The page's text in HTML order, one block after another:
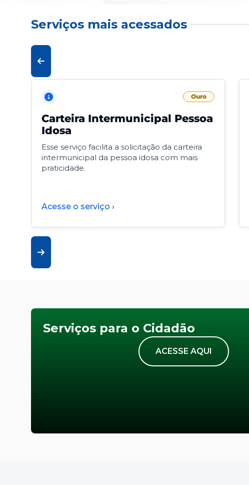
Serviços mais acessados
Ouro
Carteira Intermunicipal Pessoa
Idosa
Esse serviço facilita a solicitação da carteira
intermunicipal da pessoa idosa com mais
praticidade.
Acesse o serviço ›
Serviços para o Cidadão
ACESSE AQUI